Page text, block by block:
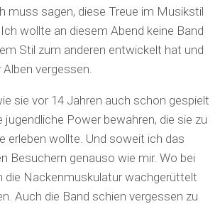
muss sagen, diese Treue im Musikstil
wollte an diesem Abend keine Band
Stil zum anderen entwickelt hat und
vergessen.
sie vor 14 Jahren auch schon gespielt
Power bewahren, die sie zu
erleben wollte. Und soweit ich das
Besuchern genauso wie mir. Wo bei
die Nackenmuskulatur wachgerüttelt
Auch die Band schien vergessen zu